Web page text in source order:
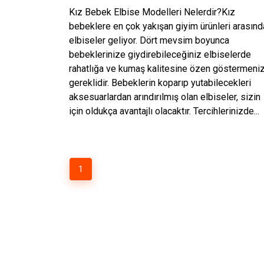
Kız Bebek Elbise Modelleri Nelerdir?Kız
bebeklere en çok yakışan giyim ürünleri
elbiseler geliyor. Dört mevsim boyunca
bebeklerinize giydirebileceğiniz elbiselerde
rahatlığa ve kumaş kalitesine özen
gereklidir. Bebeklerin koparıp yutabilecekleri
aksesuarlardan arındırılmış olan elbiseler, sizin
için oldukça avantajlı olacaktır. Tercihlerinizde...
1